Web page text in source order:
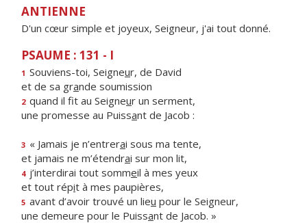
ANTIENNE
D'un cœur simple et joyeux, Seigneur, j'ai tout donné.
PSAUME : 131 - I
1 Souviens-toi, Seigneur, de David
et de sa grande soumission
2 quand il fit au Seigneur un serment,
une promesse au Puissant de Jacob :
3 « Jamais je n’entrerai sous ma tente,
et jamais ne m’étendrai sur mon lit,
4 j’interdirai tout sommeil à mes yeux
et tout répit à mes paupières,
5 avant d’avoir trouvé un lieu pour le Seigneur,
une demeure pour le Puissant de Jacob. »